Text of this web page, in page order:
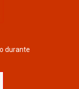
durante